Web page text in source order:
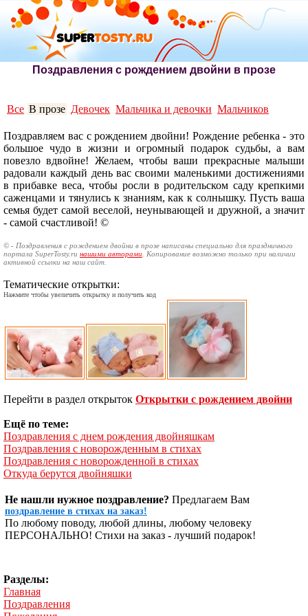
Поздравления с рождением двойни в прозе
Все В прозе Девочек Мальчика и девочки Мальчиков
Поздравляем вас с рождением двойни! Рождение ребенка - это
большое чудо в жизни и огромный подарок судьбы, а вам
повезло вдвойне! Желаем, чтобы ваши прекрасные малыши
радовали каждый день вас своими маленькими достижениями
в прибавке веса, чтобы росли в родительском саду крепкими
саженцами и тянулись к знаниям, как к солнышку. Пусть ваша
семья будет самой веселой, неунывающей и дружной, а значит
- самой счастливой! ©
© - Поздравления с рождением двойни в прозе написаны специально для праздничного
портала SuperTosty.ru нашими авторами . Копирование возможно только при наличии
активной ссылки на наш сайт.
Тематические открытки:
Нажмите чтобы увеличить открытку и получить код
Перейти в раздел открыток Открытки с рождением двойни
Ещё по теме:
Поздравления с днем рождения двойняшкам
Поздравления с новорожденным в стихах
Поздравления с новорожденной в стихах
Откуда берутся двойняшки
Не нашли нужное поздравление? Предлагаем Вам
поздравление в стихах на заказ!
По любому поводу, любой длины, любому человеку
ПЕРСОНАЛЬНО! Стихи на заказ - лучший подарок!
Разделы:
Главная
Поздравления